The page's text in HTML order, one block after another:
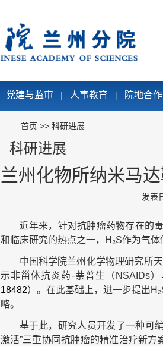
党建与监审 | 人事教育 | 院地合作
首页 >> 科研进展
科研进展
兰州化物所纳米马
发表
近年来，针对抗肿瘤药物存在的
和临床研究的热点之一，H₂S作为气
中国科学院兰州化学物理研究所
示非甾体抗炎药-萘普生（NSAIDs
18482）。在此基础上，进一步提出
略。
基于此，研究人员开发了一种可
激活”三重协同抗肿瘤的精准治疗新